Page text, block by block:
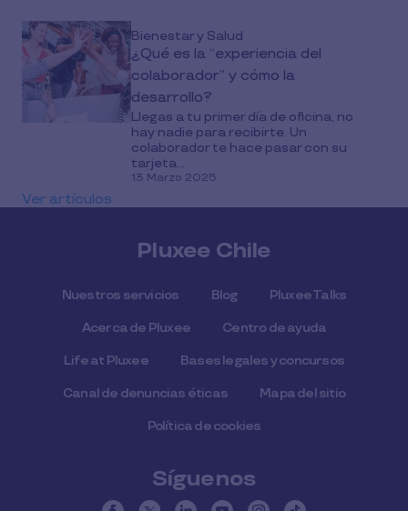
Bienestar y Salud
¿Qué es la “experiencia del
colaborador” y cómo la
desarrollo?
Llegas a tu primer día de oficina, no
hay nadie para recibirte. Un
colaborador te hace pasar con su
tarjeta...
13 Marzo 2025
Ver artículos
Pluxee Chile
Nuestros servicios Blog Pluxee Talks
Acerca de Pluxee Centro de ayuda
Life at Pluxee Bases legales y concursos
Canal de denuncias éticas Mapa del sitio
Política de cookies
Síguenos